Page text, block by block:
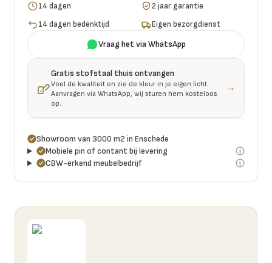
14 dagen
2 jaar garantie
14 dagen bedenktijd
Eigen bezorgdienst
Vraag het via WhatsApp
Gratis stofstaal thuis ontvangen
Voel de kwaliteit en zie de kleur in je eigen licht.
Aanvragen via WhatsApp, wij sturen hem kosteloos
op.
→
Showroom van 3000 m2 in Enschede
Mobiele pin of contant bij levering
CBW-erkend meubelbedrijf